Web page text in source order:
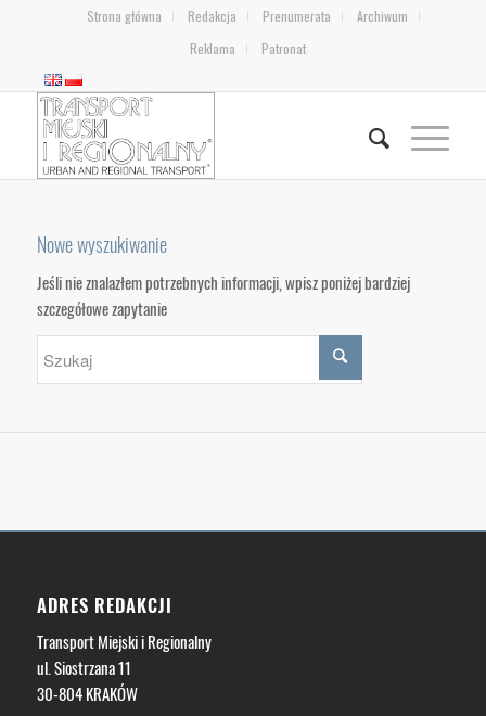
Strona główna Redakcja Prenumerata
Archiwum
Reklama
Patronat
Nowe wyszukiwanie
Jeśli nie znalazłem potrzebnych informacji, wpisz poniżej bardziej
szczegółowe zapytanie
ADRES REDAKCJI
Transport Miejski i Regionalny
ul. Siostrzana 11
30-804 KRAKÓW